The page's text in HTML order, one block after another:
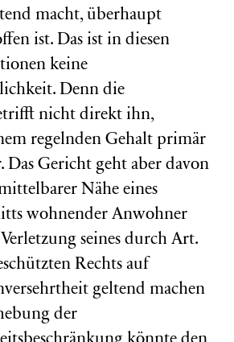
macht, überhaupt
ist. Das ist in diesen
keine
Denn die
nicht direkt ihn,
regelnden Gehalt primär
Das Gericht geht aber davon
Nähe eines
wohnender Anwohner
seines durch Art.
Rechts auf
geltend machen
der